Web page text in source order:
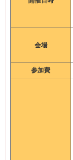
会場
参加費